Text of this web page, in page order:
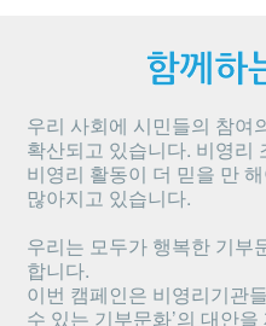
우리 사회에 시민들의 참여
확산되고 있습니다. 비영리
비영리 활동이 더 믿을 만
많아지고 있습니다.
우리는 모두가 행복한 기부
합니다.
이번 캠페인은 비영리기관
수 있는 기부문화’의 대안